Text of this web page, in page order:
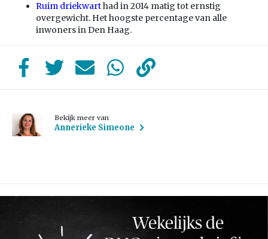
Ruim driekwarthad in 2014 matig tot ernstig
overgewicht. Het hoogste percentage van alle
inwoners in Den Haag.
Bekijk meer van
Annerieke Simeone